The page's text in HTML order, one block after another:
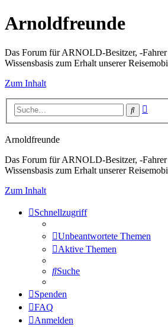
Arnoldfreunde
Das Forum für ARNOLD-Besitzer, -Fahrer
Wissensbasis zum Erhalt unserer
Zum Inhalt
Suche
Arnoldfreunde
Das Forum für ARNOLD-Besitzer, -Fahrer
Wissensbasis zum Erhalt unserer
Zum Inhalt
Schnellzugriff
Unbeantwortete Themen
Aktive Themen
Suche
Spenden
FAQ
Anmelden